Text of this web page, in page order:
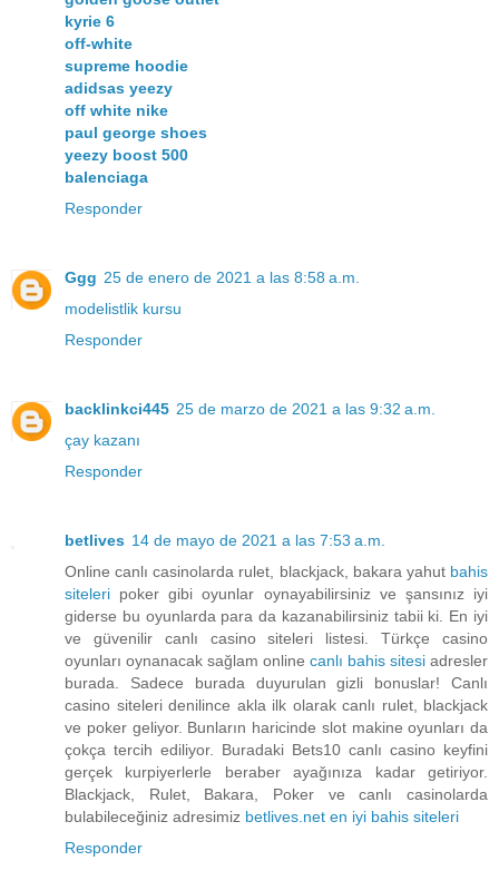
kyrie 6
off-white
supreme hoodie
adidsas yeezy
off white nike
paul george shoes
yeezy boost 500
balenciaga
Responder
Ggg 25 de enero de 2021 a las 8:58 a.m.
modelistlik kursu
Responder
backlinkci445 25 de marzo de 2021 a las 9:32 a.m.
çay kazanı
Responder
betlives 14 de mayo de 2021 a las 7:53 a.m.
Online canlı casinolarda rulet, blackjack, bakara yahut bahis
siteleri poker gibi oyunlar oynayabilirsiniz ve şansınız iyi
giderse bu oyunlarda para da kazanabilirsiniz tabii ki. En iyi
ve güvenilir canlı casino siteleri listesi. Türkçe casino
oyunları oynanacak sağlam online canlı bahis sitesi adresler
burada. Sadece burada duyurulan gizli bonuslar! Canlı
casino siteleri denilince akla ilk olarak canlı rulet, blackjack
ve poker geliyor. Bunların haricinde slot makine oyunları da
çokça tercih ediliyor. Buradaki Bets10 canlı casino keyfini
gerçek kurpiyerlerle beraber ayağınıza kadar getiriyor.
Blackjack, Rulet, Bakara, Poker ve canlı casinolarda
bulabileceğiniz adresimiz betlives.net en iyi bahis siteleri
Responder